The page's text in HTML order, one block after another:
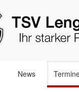
News